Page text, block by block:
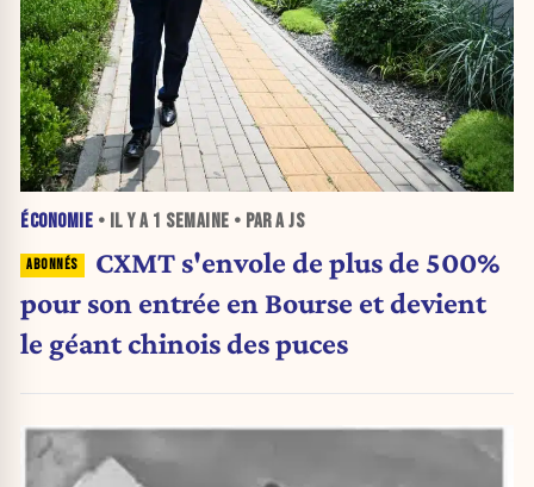
ÉCONOMIE • IL Y A 1 SEMAINE • PAR A JS
CXMT s'envole de plus de 500%
pour son entrée en Bourse et devient
le géant chinois des puces